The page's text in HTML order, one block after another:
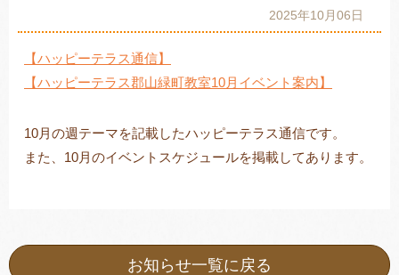
トレキング DIDIM
2025年10月06日
【ハッピーテラス通信】
【ハッピーテラス郡山緑町教室10月イベント案内】
10月の週テーマを記載したハッピーテラス通信です。
また、10月のイベントスケジュールを掲載してあります。
お知らせ一覧に戻る